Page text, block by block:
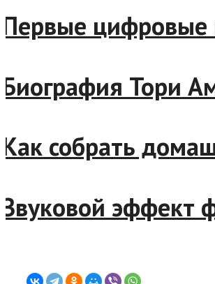
Первые цифровые
Биография Тори
Как собрать
Звуковой эффект